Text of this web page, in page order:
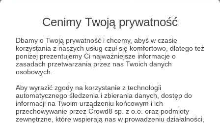
Cenimy Twoją prywatność
Dbamy o Twoją prywatność i chcemy, abyś w czasie
korzystania z naszych usług czuł się komfortowo, dlatego też
poniżej prezentujemy Ci najważniejsze informacje o
zasadach przetwarzania przez nas Twoich danych
osobowych.
Aby wyrazić zgody na korzystanie z technologii
automatycznego śledzenia i zbierania danych, dostęp do
informacji na Twoim urządzeniu końcowym i ich
przechowywanie przez Crowd8 sp. z o.o. oraz podmioty
zewnętrzne, które wspierają nas w prowadzeniu działalności,
Jak zarabiać na Tik Toku i Instagramie
Kolejny odcinek mojego podkastu czeka na Was.
Rozmawiam z Pawłem - influencerem, który ma konta na
kilku portalach społecznosciowych i jest obserwowany
przez prawie 40 tysięcy osób. Mówimy o tzw.
monetyzacji, czyli zamianie lajków i followersów na
pieniadze oraz o tym, czy prawdziwe życie, bez
pudrowanie może się "sprzedawać" na Instagramie czy Tik
Toku. Myślicie, że instagramerzy i tiktokerzy to ludzie
szczęśliwi i cały czas uśmiechnięci? Nic bardziej mylnego.
No i te algorytmy mediów społecznościowych - nie
wyobrażacie sobie nawet ile trzeba pracy, żeby je
rozgryźć. Czy są rzeczy których w sieci nie powinno się
influencer tik tok monetyzacja +7